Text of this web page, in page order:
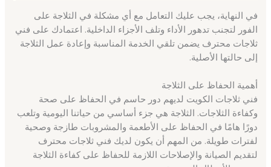
في النهاية، يجب عليك التعامل مع أي مشكلة في الثلاجة على
الفور لتجنب تدهور الأداء وتلف الأجزاء الداخلية. اعتمادك على فني
ثلاجات محترف يضمن تلقي الخدمة المناسبة وإعادة عمل الثلاجة
إلى حالتها الأصلية.
أهمية الحفاظ على الثلاجة
فني ثلاجات الكويت لديهم دور حاسم في الحفاظ على صحة
وكفاءة الثلاجات. الثلاجة هي جزء أساسي من حياتنا اليومية وتلعب
دورًا هامًا في الحفاظ على الأطعمة والمشروبات طازجة وصحية
لفترات طويلة. من المهم أن يكون لديك فني ثلاجات محترف
لتقديم الصيانة والإصلاحات اللازمة للحفاظ على كفاءة الثلاجة